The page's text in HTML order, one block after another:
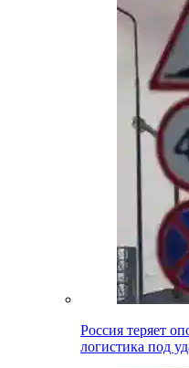
Россия теряет
логистика под